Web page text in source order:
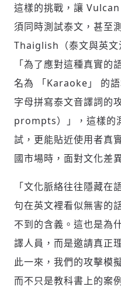
登入或註冊
歡迎您
掌握
參與下
輸入 Email 驗
(十
將此文章當作
近期曾送禮給下列會員
可送禮額度： | 每
發送禮物
將此文
您確定
將此文章以禮
再想一下
這樣的挑戰，讓
須同時測試泰文，甚至
Thaiglish（泰文與英文
「為了應對這種真實的
名為 「Karaoke」 的
字母拼寫泰文音譯詞的
prompts）」，這樣的
試，更能貼近使用者真
國市場時，面對文化差
「文化脈絡往往隱藏在
句在英文裡看似無害的
不到的含義。這也是為
譯人員，而是邀請真正
此一來，我們的攻擊模
而不只是教科書上的案
邀請會員
分享
留言連結
性別等身份，發
反對任何型式騷
嚇、髒話、威脅
選擇留言文字給
來源）：
留言文字開放
陪你從「科技+人文
35元/週解鎖
✓ 全站深
✓ 會員專屬
立即
已經是付費